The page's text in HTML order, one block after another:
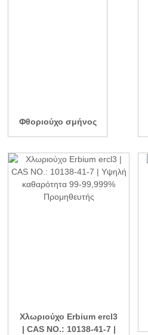
Φθοριούχο σμήνος
Χλωριούχο Erbium ercl3
| CAS NO.: 10138-41-7 |